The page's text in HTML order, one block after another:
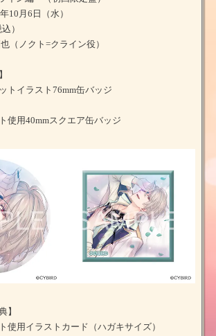
10月6日（水）
）
（ノクト=クライン役）
トイラスト76mm缶バッジ
使用40mmスクエア缶バッジ
】
使用イラストカード（ハガキサイズ）